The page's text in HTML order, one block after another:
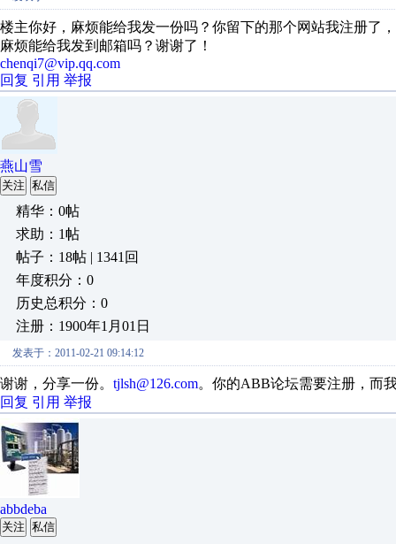
楼主你好，麻烦能给我发一份吗？你留下的那个网站我注册了
麻烦能给我发到邮箱吗？谢谢了！
chenqi7@vip.qq.com
回复 引用 举报
燕山雪
关注 私信
精华：0帖
求助：1帖
帖子：18帖 | 1341回
年度积分：0
历史总积分：0
注册：1900年1月01日
发表于：2011-02-21 09:14:12
谢谢，分享一份。 tjlsh@126.com。你的ABB论坛需要注册，而
回复 引用 举报
abbdeba
关注 私信